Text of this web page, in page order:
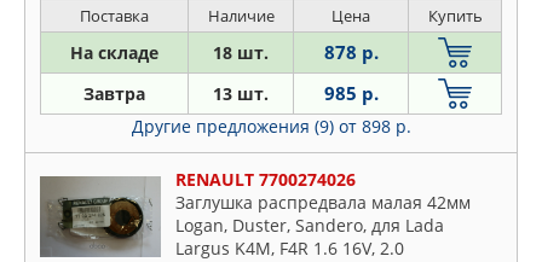
Поставка Наличие Цена Купить
На складе 18 шт. 878 р.
Завтра 13 шт. 985 р.
Другие предложения (9) от 898 р.
RENAULT 7700274026
Заглушка распредвала малая 42мм
Logan, Duster, Sandero, для Lada
Largus K4M, F4R 1.6 16V, 2.0